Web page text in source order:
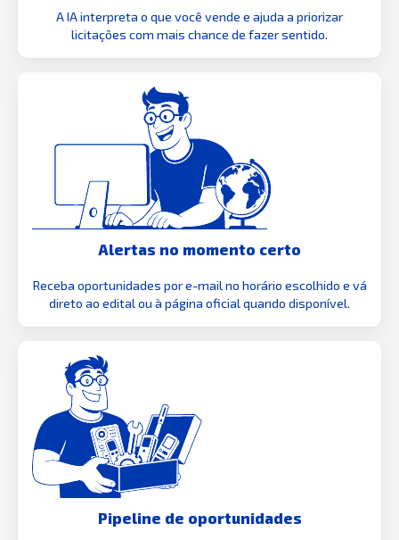
A IA interpreta o que você vende e ajuda a priorizar
licitações com mais chance de fazer sentido.
Alertas no momento certo
Receba oportunidades por e-mail no horário escolhido e vá
direto ao edital ou à página oficial quando disponível.
Pipeline de oportunidades